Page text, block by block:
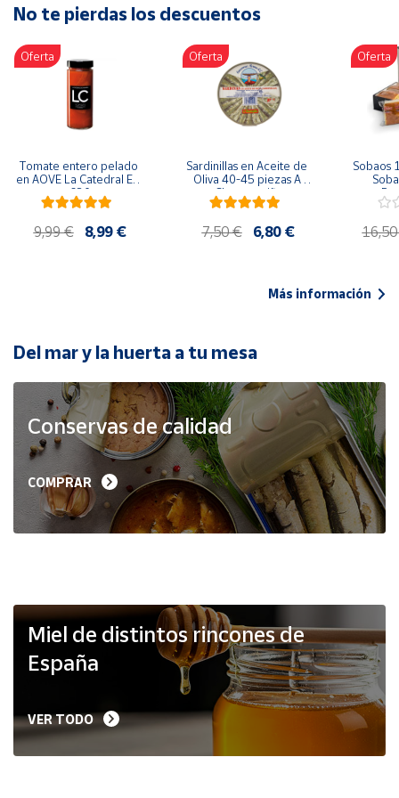
Artesanía
Oficina y
Papelería
Para Canarias,
Ceuta y Melilla
populares
Bono
Cultural
de Correos
Market
Productos
Solidarios
Ayuda
Vendedores
Mapa de
Hazte
vendedor
No te pierdas los descuentos
Oferta
Tomate entero pelado
en AOVE La Catedral ER-
630
9,99 € 8,99 €
Oferta
Sardinillas en Aceite de
Oliva 40-45 piezas A
Churrusquiña
7,50 € 6,80 €
Oferta
Sobaos
Más información
Del mar y la huerta a tu mesa
Conservas de calidad
COMPRAR
Miel de distintos rincones de
España
VER TODO